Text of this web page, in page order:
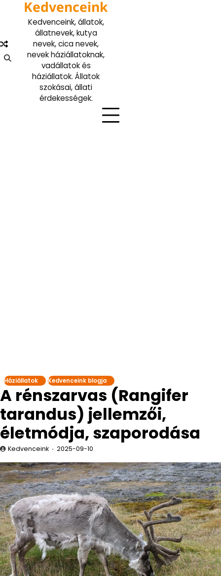
Kedvenceink
Kedvenceink, állatok,
állatnevek, kutya
nevek, cica nevek,
nevek háziállatoknak,
vadállatok és
háziállatok. Állatok
szokásai, állati
érdekességek.
Háziállatok Kedvenceink blogja
A rénszarvas (Rangifer
tarandus) jellemzői,
életmódja, szaporodása
Kedvenceink 2025-09-10